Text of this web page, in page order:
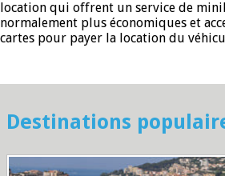
location qui offrent un service de
normalement plus économiques et
cartes pour payer la location du
Destinations